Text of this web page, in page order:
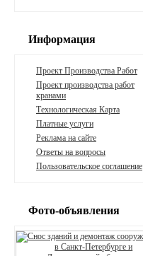
Информация
Проект Производства Работ
Проект производства работ
кранами
Технологическая Карта
Платные услуги
Реклама на сайте
Ответы на вопросы
Пользовательское соглашение
Фото-объявления